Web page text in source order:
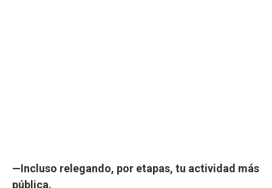
—Incluso relegando, por etapas, tu actividad más
pública.